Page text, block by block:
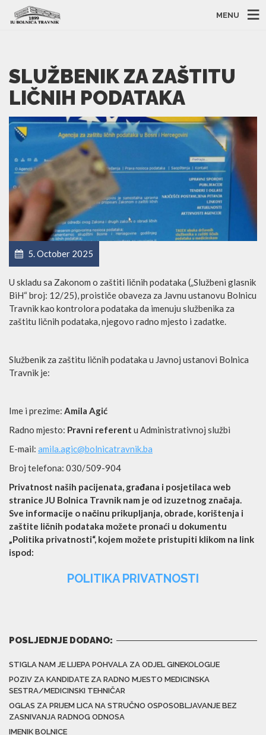
MENU
SLUŽBENIK ZA ZAŠTITU
LIČNIH PODATAKA
5. October 2025
U skladu sa Zakonom o zaštiti ličnih podataka („Službeni glasnik
BiH“ broj: 12/25), proističe obaveza za Javnu ustanovu Bolnicu
Travnik kao kontrolora podataka da imenuju službenika za
zaštitu ličnih podataka, njegovo radno mjesto i zadatke.
Službenik za zaštitu ličnih podataka u Javnoj ustanovi Bolnica
Travnik je:
Ime i prezime: Amila Agić
Radno mjesto: Pravni referent u Administrativnoj službi
E-mail: amila.agic@bolnicatravnik.ba
Broj telefona: 030/509-904
Privatnost naših pacijenata, građana i posjetilaca web
stranice JU Bolnica Travnik nam je od izuzetnog značaja.
Sve informacije o načinu prikupljanja, obrade, korištenja i
zaštite ličnih podataka možete pronaći u dokumentu
„Politika privatnosti“, kojem možete pristupiti klikom na link
ispod:
POLITIKA PRIVATNOSTI
POSLJEDNJE DODANO:
STIGLA NAM JE LIJEPA POHVALA ZA ODJEL GINEKOLOGIJE
POZIV ZA KANDIDATE ZA RADNO MJESTO MEDICINSKA
SESTRA/MEDICINSKI TEHNIČAR
OGLAS ZA PRIJEM LICA NA STRUČNO OSPOSOBLJAVANJE BEZ
ZASNIVANJA RADNOG ODNOSA
IMENIK BOLNICE